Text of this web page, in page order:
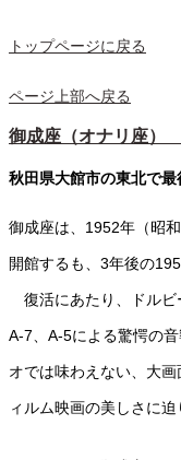
トップページに戻る
ページ上部へ戻る
御成座（オナリ座）
秋田県大館市の東北で最
御成座は、1952年（昭
開館するも、3年後の
復活にあたり、ドルビ
A-7、A-5による驚愕の
オでは味わえない、大
ィルム映画の美しさに迫